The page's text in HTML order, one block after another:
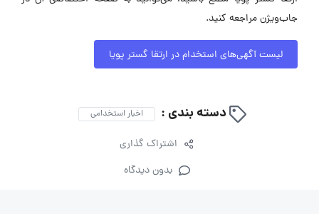
ابتدای صفحه مشاهده کنید.
توجه:
ارتقا گستر پویا در حال حاضر در ۵ موقعیت شغلی نیروی جدید
استخدام می‌کند. برای اینکه همواره از جدیدترین فرصت‌های استخدام